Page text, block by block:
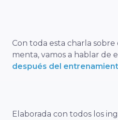
Con toda esta charla
menta, vamos a hablar de
después del
Elaborada con todos los